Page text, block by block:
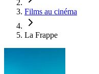
Films au cinéma
La Frappe